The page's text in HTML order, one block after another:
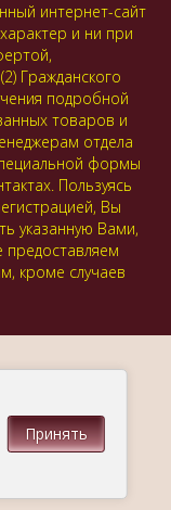
интернет-сайт
и ни при
Гражданского
подробной
товаров и
отдела
формы
Пользуясь
Вы
указанную Вами,
кроме случаев
Принять